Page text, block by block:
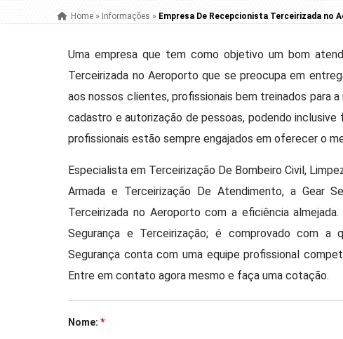
Home » Informações » Empresa De Recepcionista Terceirizada no
Uma empresa que tem como objetivo um bom
Terceirizada no Aeroporto que se preocupa em
aos nossos clientes, profissionais bem treinados para
cadastro e autorização de pessoas, podendo
profissionais estão sempre engajados em oferecer o
Especialista em Terceirização De Bombeiro Civil,
Armada e Terceirização De Atendimento, a Gear
Terceirizada no Aeroporto com a eficiência
Segurança e Terceirização; é comprovado com a
Segurança conta com uma equipe profissional
Entre em contato agora mesmo e faça uma cotação.
Nome:*